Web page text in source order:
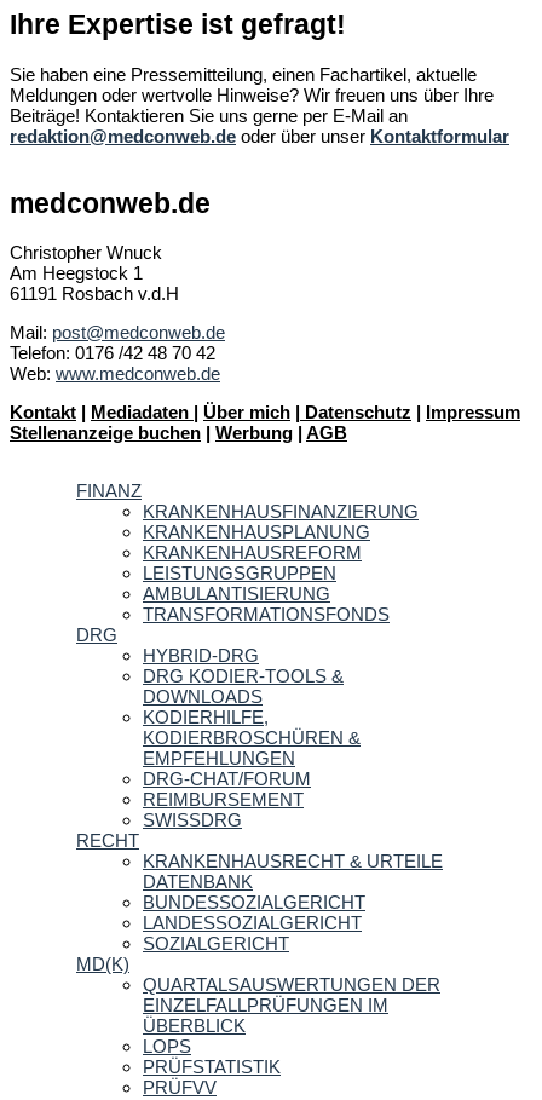
Ihre Expertise ist gefragt!
Sie haben eine Pressemitteilung, einen Fachartikel, aktuelle
Meldungen oder wertvolle Hinweise? Wir freuen uns über Ihre
Beiträge! Kontaktieren Sie uns gerne per E-Mail an
redaktion@medconweb.de oder über unser Kontaktformular
medconweb.de
Christopher Wnuck
Am Heegstock 1
61191 Rosbach v.d.H
Mail: post@medconweb.de
Telefon: 0176 /42 48 70 42
Web: www.medconweb.de
Kontakt | Mediadaten | Über mich | Datenschutz | Impressum
Stellenanzeige buchen | Werbung | AGB
FINANZ
KRANKENHAUSFINANZIERUNG
KRANKENHAUSPLANUNG
KRANKENHAUSREFORM
LEISTUNGSGRUPPEN
AMBULANTISIERUNG
TRANSFORMATIONSFONDS
DRG
HYBRID-DRG
DRG KODIER-TOOLS &
DOWNLOADS
KODIERHILFE,
KODIERBROSCHÜREN &
EMPFEHLUNGEN
DRG-CHAT/FORUM
REIMBURSEMENT
SWISSDRG
RECHT
KRANKENHAUSRECHT & URTEILE
DATENBANK
BUNDESSOZIALGERICHT
LANDESSOZIALGERICHT
SOZIALGERICHT
MD(K)
QUARTALSAUSWERTUNGEN DER
EINZELFALLPRÜFUNGEN IM
ÜBERBLICK
LOPS
PRÜFSTATISTIK
PRÜFVV